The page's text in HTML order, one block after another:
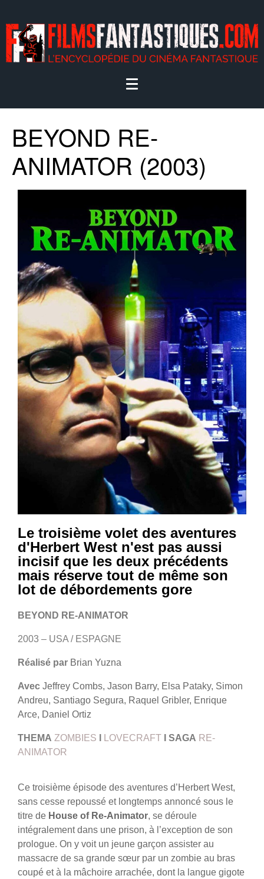
BEYOND RE-
ANIMATOR (2003)
Le troisième volet des aventures
d'Herbert West n'est pas aussi
incisif que les deux précédents
mais réserve tout de même son
lot de débordements gore
BEYOND RE-ANIMATOR
2003 – USA / ESPAGNE
Réalisé par Brian Yuzna
Avec Jeffrey Combs, Jason Barry, Elsa Pataky, Simon
Andreu, Santiago Segura, Raquel Gribler, Enrique
Arce, Daniel Ortiz
THEMA ZOMBIES LOVECRAFT SAGA RE-
ANIMATOR
Ce troisième épisode des aventures d’Herbert West,
sans cesse repoussé et longtemps annoncé sous le
titre de House of Re-Animator, se déroule
intégralement dans une prison, à l’exception de son
prologue. On y voit un jeune garçon assister au
massacre de sa grande sœur par un zombie au bras
coupé et à la mâchoire arrachée, dont la langue gigote